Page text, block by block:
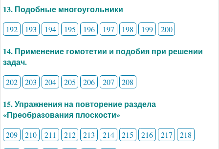
13. Подобные многоугольники
192 193 194 195 196 197 198 199 200
14. Применение гомотетии и подобия при решении
задач.
202 203 204 205 206 207 208
15. Упражнения на повторение раздела
«Преобразования плоскости»
209 210 211 212 213 214 215 216 217
218